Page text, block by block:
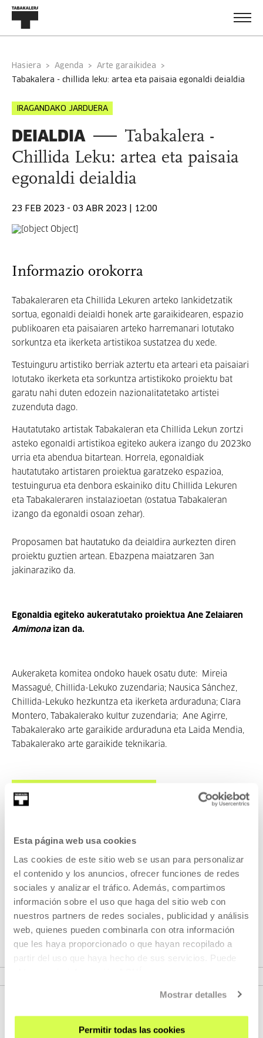
Esta página web usa cookies
Las cookies de este sitio web se usan para personalizar
el contenido y los anuncios, ofrecer funciones de redes
sociales y analizar el tráfico. Además, compartimos
información sobre el uso que haga del sitio web con
nuestros partners de redes sociales, publicidad y análisis
web, quienes pueden combinarla con otra información
que les haya proporcionado o que hayan recopilado a
partir del uso que haya hecho de sus servicios. Puede
Mostrar detalles
Permitir todas las cookies
Hasiera Agenda
Arte garaikidea
tabakalera - chillida leku: artea eta paisaia egonaldi deialdia
IRAGANDAKO JARDUERA
DEIALDIA
Tabakalera -
Chillida Leku: artea eta paisaia
egonaldi deialdia
23 FEB 2023 - 03 ABR 2023 | 12:00
Informazio orokorra
Tabakaleraren eta Chillida Lekuren arteko lankidetzatik
sortua, egonaldi deialdi honek arte garaikidearen, espazio
publikoaren eta paisaiaren arteko harremanari lotutako
sorkuntza eta ikerketa artistikoa sustatzea du xede.
Testuinguru artistiko berriak aztertu eta arteari eta paisaiari
lotutako ikerketa eta sorkuntza artistikoko proiektu bat
garatu nahi duten edozein nazionalitatetako artistei
zuzenduta dago.
Hautatutako artistak Tabakaleran eta Chillida Lekun zortzi
asteko egonaldi artistikoa egiteko aukera izango du 2023ko
urria eta abendua bitartean. Horrela, egonaldiak
hautatutako artistaren proiektua garatzeko espazioa,
testuingurua eta denbora eskainiko ditu Chillida Lekuren
eta Tabakaleraren instalazioetan (ostatua Tabakaleran
izango da egonaldi osoan zehar).
Proposamen bat hautatuko da deialdira aurkezten diren
proiektu guztien artean. Ebazpena maiatzaren 3an
jakinaraziko da.
Egonaldia egiteko aukeratutako proiektua Ane Zelaiaren
Amimona izan da.
Aukeraketa komitea ondoko hauek osatu dute: Mireia
Massagué, Chillida-Lekuko zuzendaria; Nausica Sánchez,
Chillida-Lekuko hezkuntza eta ikerketa arduraduna; Clara
Montero, Tabakalerako kultur zuzendaria; Ane Agirre,
Tabakalerako arte garaikide arduraduna eta Laida Mendia,
Tabakalerako arte garaikide teknikaria.
DEIALDIAREN OINARRIAK (PDF)